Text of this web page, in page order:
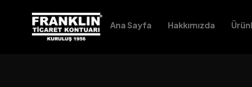
Ana Sayfa Hakkımızda